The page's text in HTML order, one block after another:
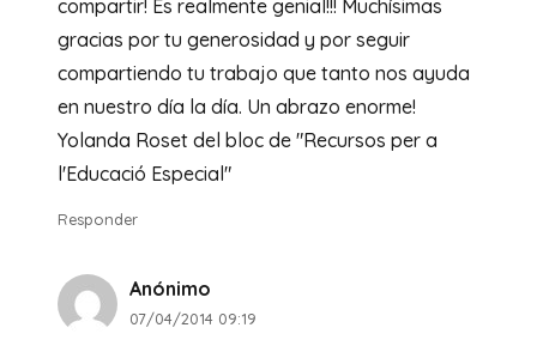
compartir! Es realmente genial!!! Muchísimas
gracias por tu generosidad y por seguir
compartiendo tu trabajo que tanto nos ayuda
en nuestro día la día. Un abrazo enorme!
Yolanda Roset del bloc de "Recursos per a
l'Educació Especial"
Responder
Anónimo
07/04/2014 09:19